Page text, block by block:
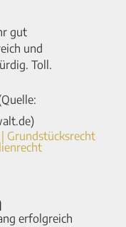
gut
und
Toll.
| Grundstücksrecht
erfolgreich